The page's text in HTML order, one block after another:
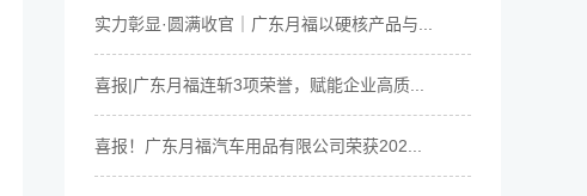
实力彰显·圆满收官｜广东月福以硬核产品与...
喜报|广东月福连斩3项荣誉，赋能企业高质...
喜报！广东月福汽车用品有限公司荣获202...